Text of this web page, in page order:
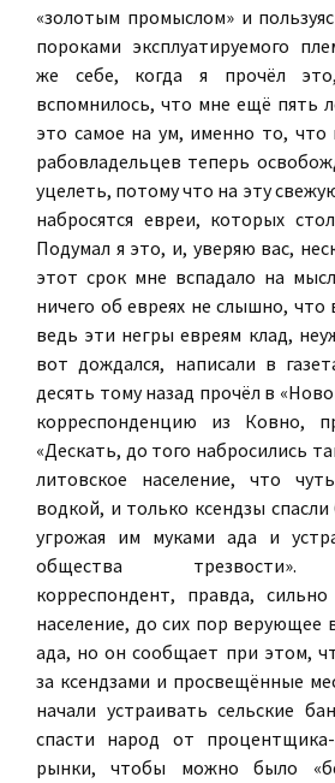
«золотым промыслом» и
пороками эксплуатируемого
же себе, когда я прочёл
вспомнилось, что мне ещё пять
это самое на ум, именно то,
рабовладельцев теперь
уцелеть, потому что на эту
набросятся евреи, которых
Подумал я это, и, уверяю вас,
этот срок мне вспадало на
ничего об евреях не слышно, что
ведь эти негры евреям клад,
вот дождался, написали в
десять тому назад прочёл в
корреспонденцию из Ковно,
«Дескать, до того набросились
литовское население, что
водкой, и только ксендзы
угрожая им муками ада и
общества трезвости».
корреспондент, правда,
население, до сих пор верующее
ада, но он сообщает при этом,
за ксендзами и просвещённые
начали устраивать сельские
спасти народ от
рынки, чтобы можно было